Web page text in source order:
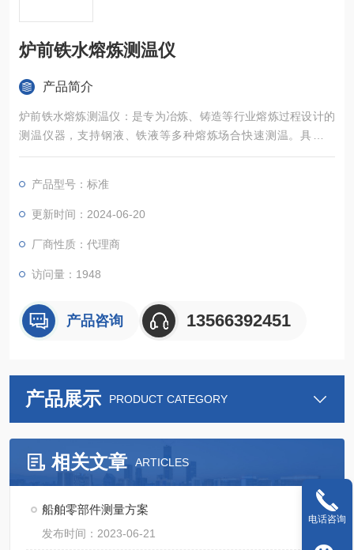
炉前铁水熔炼测温仪
产品简介
炉前铁水熔炼测温仪：是专为冶炼、铸造等行业熔炼过程设计的
测温仪器，支持钢液、铁液等多种熔炼场合快速测温。具备便
携、抗干扰、高精度等特点，配智能充电器和多种热电偶。测量
产品型号：标准
更新时间：2024-06-20
厂商性质：代理商
访问量：1948
产品咨询 13566392451
产品展示 PRODUCT CATEGORY
相关文章 ARTICLES
船舶零部件测量方案
发布时间：2023-06-21
电话咨询